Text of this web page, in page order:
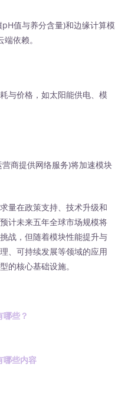
值与养分含量)和边缘计算模
依赖。
价格，如太阳能供电、模
商提供网络服务)将加速模块
在政策支持、技术升级和
计未来五年全球市场规模将
战，但随着模块性能提升与
、可持续发展等领域的应用
的核心基础设施。
些？
哪些内容